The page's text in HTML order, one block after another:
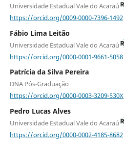
Universidade Estadual Vale do Acaraú
https://orcid.org/0009-0000-7396-1492
Fábio Lima Leitão
Universidade Estadual Vale do Acaraú
https://orcid.org/0000-0001-9661-5058
Patrícia da Silva Pereira
DNA Pós-Graduação
https://orcid.org/0000-0003-3209-530X
Pedro Lucas Alves
Universidade Estadual Vale do Acaraú
https://orcid.org/0000-0002-4185-8682